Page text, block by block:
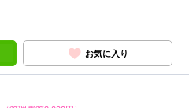
お気に入り